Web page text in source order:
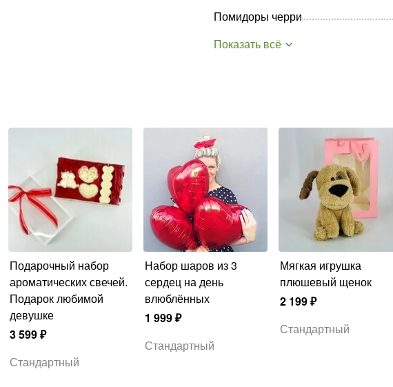
Помидоры черри
Показать всё
Подарочный набор
ароматических свечей.
Подарок любимой
девушке
3 599₽
Стандартный
Набор шаров из 3
сердец на день
влюблённых
1 999₽
Стандартный
Мягкая игрушка
плюшевый щенок
2 199₽
Стандартный